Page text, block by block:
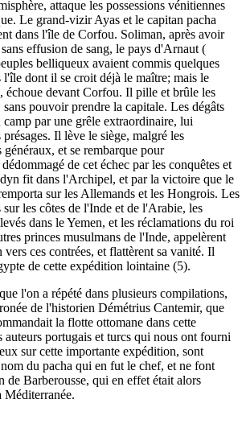
attaque les possessions vénitiennes
Le grand-vizir Ayas et le capitan pacha
dans l'île de Corfou. Soliman, après avoir
effusion de sang, le pays d'Arnaut (
belliqueux avaient commis quelques
l'île dont il se croit déjà le maître; mais le
échoue devant Corfou. Il pille et brûle les
pouvoir prendre la capitale. Les dégâts
camp par une grêle extraordinaire, lui
présages. Il lève le siège, malgré les
généraux, et se rembarque pour
de cet échec par les conquêtes et
fit dans l'Archipel, et par la victoire que le
sur les Allemands et les Hongrois. Les
sur les côtes de l'Inde et de l'Arabie, les
dans le Yemen, et les réclamations du roi
princes musulmans de l'Inde, appelèrent
ces contrées, et flattèrent sa vanité. Il
de cette expédition lointaine (5).
l'on a répété dans plusieurs compilations,
de l'historien Démétrius Cantemir, que
la flotte ottomane dans cette
auteurs portugais et turcs qui nous ont fourni
sur cette importante expédition, sont
du pacha qui en fut le chef, et ne font
de Barberousse, qui en effet était alors
Méditerranée.